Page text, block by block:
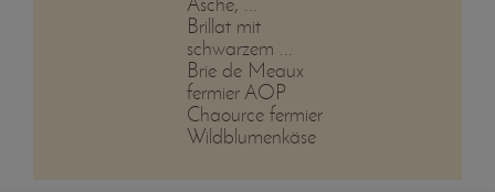
Brillat mit
schwarzem ...
Brie de Meaux
fermier AOP
Chaource fermier
Wildblumenkäse